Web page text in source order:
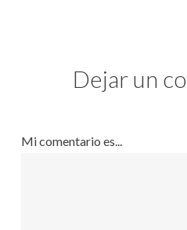
Dejar un
Mi comentario es...